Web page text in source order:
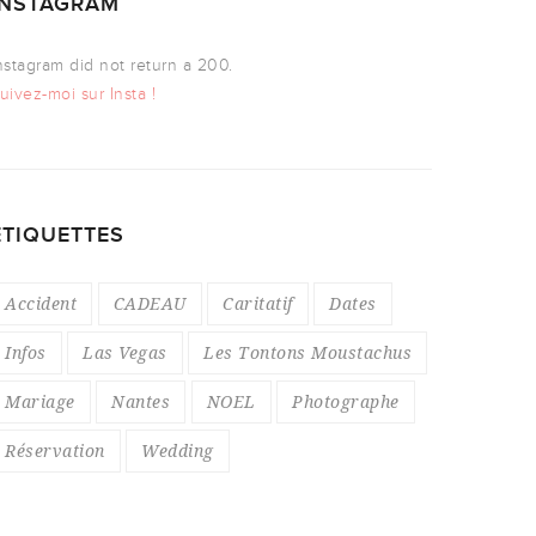
did not return a 200.
moi sur Insta !
Accident CADEAU Caritatif Dates
Infos Las Vegas Les Tontons Moustachus
Mariage Nantes NOEL Photographe
Réservation Wedding